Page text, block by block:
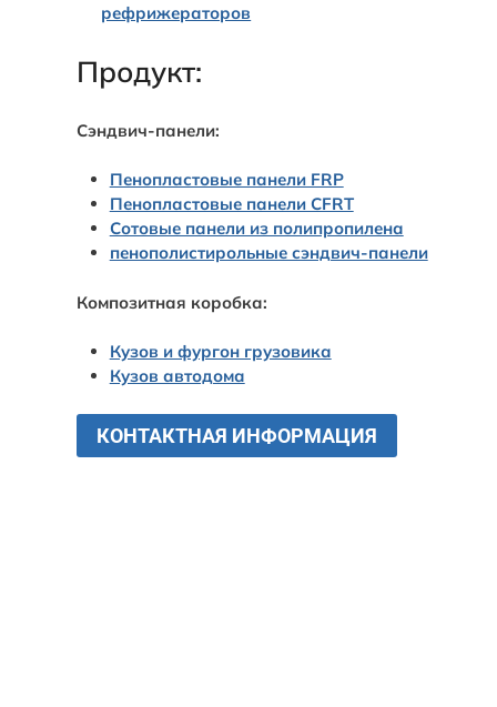
рефрижераторов
Продукт:
Сэндвич-панели:
Пенопластовые панели FRP
Пенопластовые панели CFRT
Сотовые панели из полипропилена
пенополистирольные сэндвич-панели
Композитная коробка:
Кузов и фургон грузовика
Кузов автодома
КОНТАКТНАЯ ИНФОРМАЦИЯ